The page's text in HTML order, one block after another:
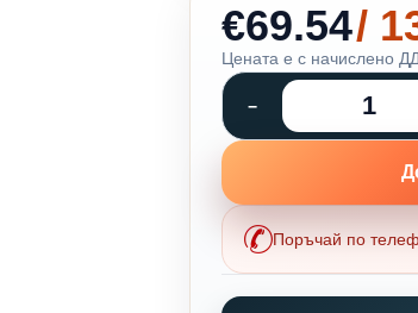
€69.54/
Цената е с начислено
Поръчай по